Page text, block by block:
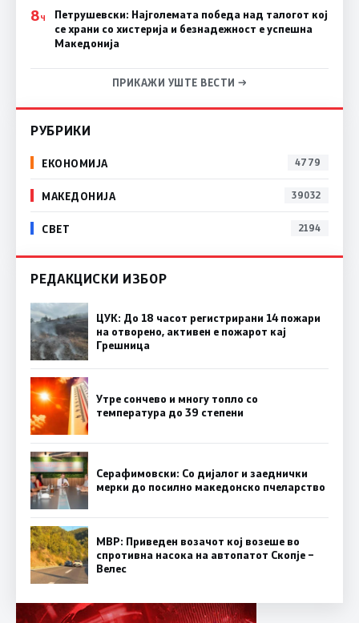
8Ч
Петрушевски: Најголемата победа над талогот кој
се храни со хистерија и безнадежност е успешна
Македонија
ПРИКАЖИ УШТЕ ВЕСТИ →
РУБРИКИ
ЕКОНОМИЈА 4779
МАКЕДОНИЈА 39032
СВЕТ 2194
РЕДАКЦИСКИ ИЗБОР
ЦУК: До 18 часот регистрирани 14 пожари
на отворено, активен е пожарот кај
Грешница
Утре сончево и многу топло со
температура до 39 степени
Серафимовски: Со дијалог и заеднички
мерки до посилно македонско пчеларство
МВР: Приведен возачот кој возеше во
спротивна насока на автопатот Скопје –
Велес